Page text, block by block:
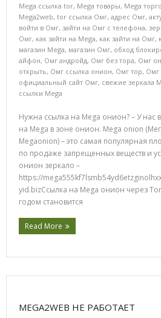
Mega ссылка tor, Mega товары, Mega
Mega2web, tor ссылка Омг, адрес Омг,
войти в Омг, зайти на Омг с телефона,
Омг, как зайти на Mega, как зайти на Омг,
магазин Mega, магазин Омг, обход
айфон, Омг андройд, Омг без тора, Омг
открыть, Омг ссылка онион, Омг тор, Омг
официальный сайт Омг, свежие зеркала
ссылки Mega
Нужна ссылка на Mega онион? – У нас
на Mega в зоне онион. Mega onion
Megaonion) – это самая популярная
по продаже запрещенных веществ и
онион зеркало –
https://
yid.bizСсылка на Mega онион через
годом становится
Read More
MEGA2WEB НЕ РАБОТАЕТ